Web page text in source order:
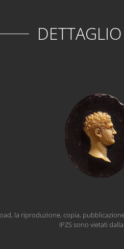
la riproduzione, copia,
IPZS sono vietati